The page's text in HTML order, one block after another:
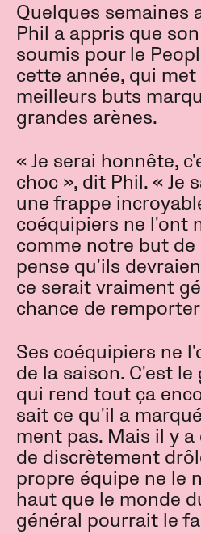
Quelques semaines
Phil a appris que
soumis pour le
cette année, qui
meilleurs buts
grandes arènes.
« Je serai honnête,
choc », dit Phil. « Je
une frappe
coéquipiers ne l'ont
comme notre but de
pense qu'ils
ce serait vraiment
chance de
Ses coéquipiers ne
de la saison. C'est
qui rend tout ça
sait ce qu'il a
ment pas. Mais il y
de discrètement
propre équipe ne le
haut que le monde
général pourrait le